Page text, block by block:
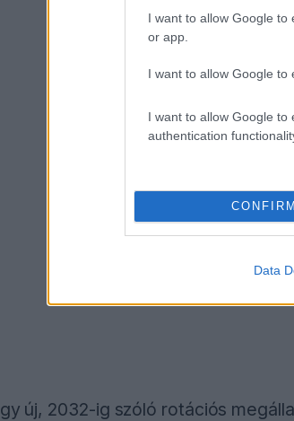
I want to allow Google to
or app.
I want to allow Google to
I want to allow Google to
authentication
CONFIRM
Data
új, 2032-ig szóló rotációs